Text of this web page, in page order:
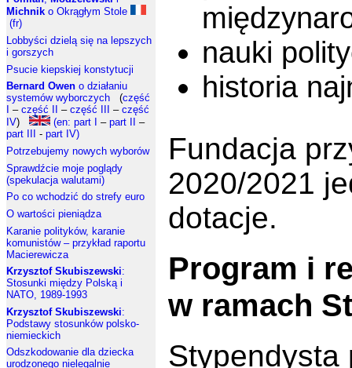
Michnik o Okrągłym Stole
(fr)
Lobbyści dzielą się na lepszych
i gorszych
Psucie kiepskiej konstytucji
Bernard Owen o działaniu
systemów wyborczych (część
– część II – część III – część
IV) (en: part I – part II
–
part III
- part IV)
Potrzebujemy nowych wyborów
Sprawdźcie moje poglądy
(spekulacja walutami)
Po co wchodzić do strefy euro
O wartości pieniądza
Karanie polityków, karanie
komunistów – przykład raportu
Macierewicza
Krzysztof Skubiszewski:
Stosunki między Polską i
NATO, 1989-1993
Krzysztof Skubiszewski:
Podstawy stosunków polsko-
niemieckich
Odszkodowanie dla dziecka
urodzonego nielegalnie
nauki
historia
Fundacja
2020/2021
dotacje.
Program i
w ramach
Stypendysta